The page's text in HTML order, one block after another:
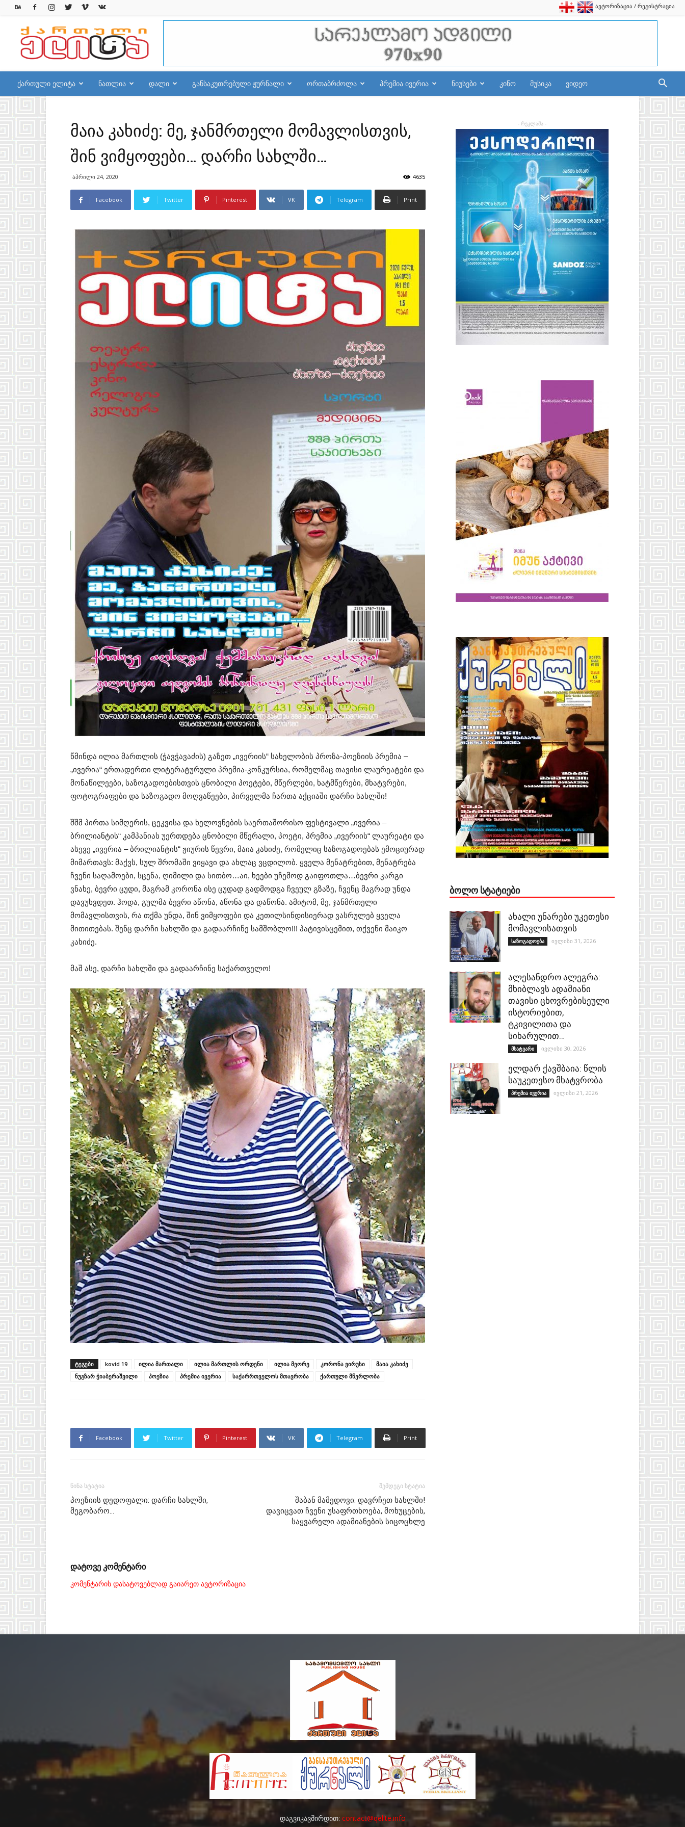
ავტორიზაცია / რეგისტრაცია
qelite.info
ქართული ელიტა ნათლია დალი განსაკუთრებული ჟურნალი ორთაბრძოლა პრემია ივერია ნიუსები კინო მუსიკა ვიდეო
მაია კახიძე: მე, ჯანმრთელი მომავლისთვის,
შინ ვიმყოფები… დარჩი სახლში…
აპრილი 24, 2020 4635
Facebook Twitter Pinterest VK Telegram Print
წმინდა ილია მართლის (ჭავჭავაძის) გაზეთ „ივერიის“ სახელობის პროზა-პოეზიის პრემია –
„ივერია“ ერთადერთი ლიტერატურული პრემია-კონკურსია, რომელმაც თავისი ლაურეატები და
მონაწილეები, საზოგადოებისთვის ცნობილი პოეტები, მწერლები, ხატმწერები, მხატვრები,
ფოტოგრაფები და საზოგადო მოღვაწეები, პირველმა ჩართა აქციაში დარჩი სახლში!
შშმ პირთა სიმღერის, ცეკვისა და ხელოვნების საერთაშორისო ფესტივალი „ივერია –
ბრილიანტის“ კამპანიას უერთდება ცნობილი მწერალი, პოეტი, პრემია „ივერიის“ ლაურეატი და
ასევე „ივერია – ბრილიანტის“ ჟიურის წევრი, მაია კახიძე, რომელიც საზოგადოებას ემოციურად
მიმართავს: მაქვს, სულ შრომაში ვიყავი და ახლაც ვცდილობ. ყველა მენატრებით, მენატრება
ჩვენი საღამოები, სცენა, ღიმილი და სითბო…აი, ხეები უჩემოდ გაიფოთლა…ბევრი კარგი
ვნახე, ბევრი ცუდი, მაგრამ კორონა ისე ცუდად გადმოდგა ჩვეულ გზაზე, ჩვენც მაგრად უნდა
დავუხვდეთ. ჰოდა, გულმა ბევრი აწონა, აწონა და დაწონა. ამიტომ, მე, ჯანმრთელი
მომავლისთვის, რა თქმა უნდა, შინ ვიმყოფები და კეთილსინდისიერად ვასრულებ ყველა
მითითებას. შენც დარჩი სახლში და გადაარჩინე სამშობლო!!! პატივისცემით, თქვენი მაიკო
კახიძე.
მაშ ასე, დარჩი სახლში და გადაარჩინე საქართველო!
ᲢᲔᲒᲔᲑᲘ kovid 19 ილია მართალი ილია მართლის ორდენი ილია მეორე კორონა ვირუსი
მაია კახიძე
ნუგზარ ჭიაბერაშვილი
პოეზია პრემია ივერია საქარრთველოს მთავრობა ქართული მწერლობა
Facebook Twitter Pinterest VK Telegram Print
წინა სტატია
პოეზიის დედოფალი: დარჩი სახლში,
მეგობარო…
შემდეგი სტატია
შაბან მამედოვი: დავრჩეთ სახლში!
დავიცვათ ჩვენი უსაფრთხოება, მოხუცების,
საყვარელი ადამიანების სიცოცხლე
დატოვე კომენტარი
კომენტარის დასატოვებლად გაიარეთ ავტორიზაცია
- რეკლამა -
ᲑᲝᲚᲝ ᲡᲢᲐᲢᲘᲔᲑᲘ
ახალი უნარები უკეთესი
მომავლისათვის
საზოგადოება ივლისი 31, 2026
ალესანდრო ალეგრა:
მხიბლავს ადამიანი
თავისი ცხოვრებისეული
ისტორიებით,
ტკივილითა და
სიხარულით…
მხატვარი ივლისი 30, 2026
ელდარ ქავშბაია: წლის
საუკეთესო მხატვრობა
პრემია ივერია ივლისი 21, 2026
დაგვიკავშირდით: contact@qelite.info